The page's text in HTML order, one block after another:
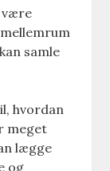
være
samle
hvordan
meget
lægge
og